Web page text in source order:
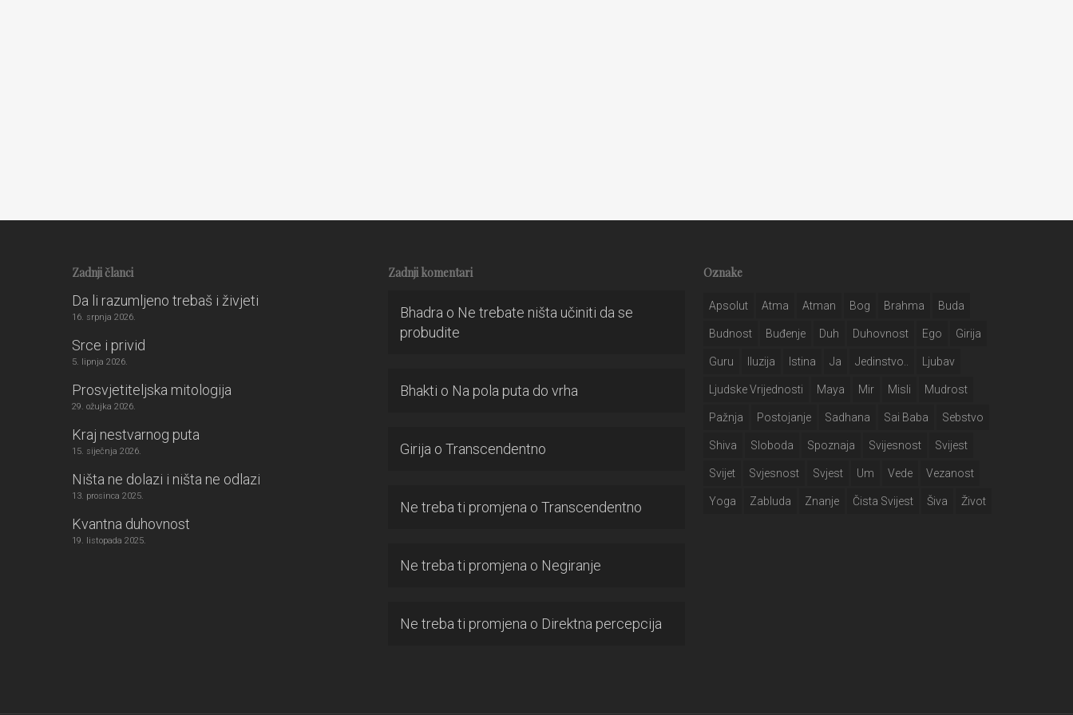
Zadnji članci
Da li razumljeno trebaš i živjeti
16. srpnja 2026.
Srce i privid
5. lipnja 2026.
Prosvjetiteljska mitologija
29. ožujka 2026.
Kraj nestvarnog puta
15. siječnja 2026.
Ništa ne dolazi i ništa ne odlazi
13. prosinca 2025.
Kvantna duhovnost
19. listopada 2025.
Zadnji komentari
Bhadra o Ne trebate ništa učiniti da se
probudite
Bhakti o Na pola puta do vrha
Girija o Transcendentno
Ne treba ti promjena o Transcendentno
Ne treba ti promjena o Negiranje
Ne treba ti promjena o Direktna percepcija
Oznake
Apsolut Atma Atman Bog Brahma Buda
Budnost Buđenje Duh Duhovnost Ego Girija
Guru Iluzija Istina Ja Jedinstvo.. Ljubav
Ljudske Vrijednosti Maya Mir Misli Mudrost
Pažnja Postojanje Sadhana Sai Baba Sebstvo
Shiva Sloboda Spoznaja Svijesnost Svijest
Svijet Svjesnost Svjest Um Vede Vezanost
Yoga Zabluda Znanje Čista Svijest Šiva Život